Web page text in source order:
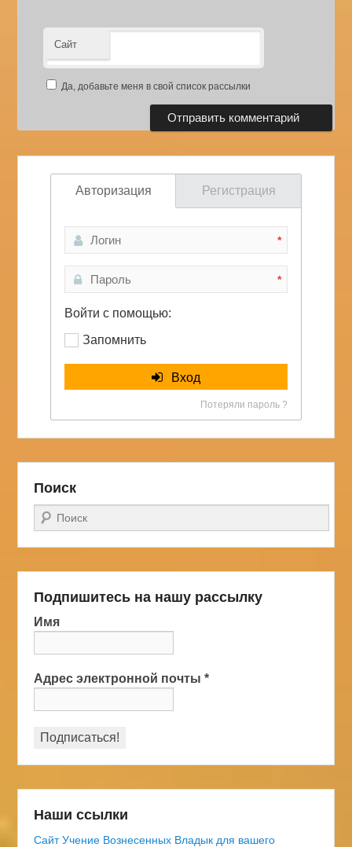
Сайт
Да, добавьте меня в свой список рассылки
Авторизация Регистрация
*
*
Войти с помощью:
Запомнить
Вход
Потеряли пароль ?
Поиск
Поиск
Подпишитесь на нашу рассылку
Имя
Адрес электронной почты*
Наши ссылки
Сайт Учение Вознесенных Владык для вашего